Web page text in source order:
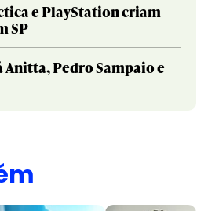
e PlayStation criam
SP
Pedro Sampaio e